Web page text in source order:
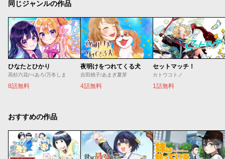
同じジャンルの作品
ひなたとひかり
高杉六花/べあろ/万冬しま
8話無料
夜明けをつれてくる犬
吉田桃子/あまぎ夏芽
4話無料
セットマッチ！
カトウコトノ
1話無料
おすすめの作品